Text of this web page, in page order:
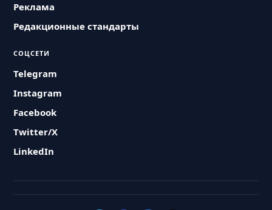
Реклама
Редакционные стандарты
СОЦСЕТИ
Telegram
Instagram
Facebook
Twitter/X
LinkedIn